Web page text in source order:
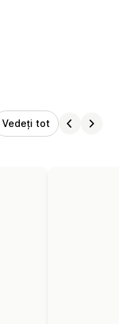
Vedeți tot